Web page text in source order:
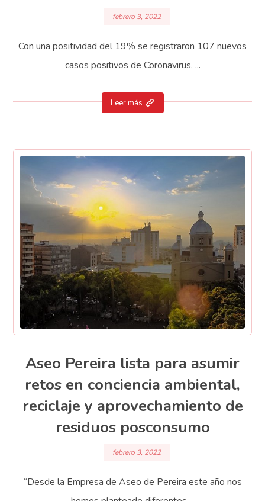
febrero 3, 2022
Con una positividad del 19% se registraron 107 nuevos
casos positivos de Coronavirus, ...
Leer más
Aseo Pereira lista para asumir
retos en conciencia ambiental,
reciclaje y aprovechamiento de
residuos posconsumo
febrero 3, 2022
“Desde la Empresa de Aseo de Pereira este año nos